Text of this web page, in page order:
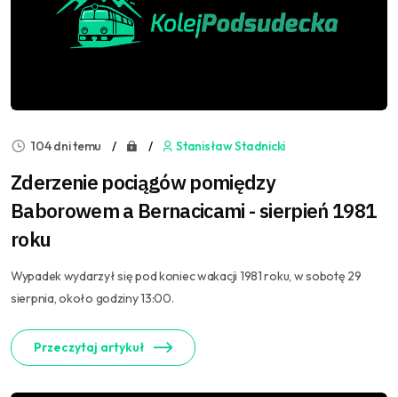
104 dni temu Stanisław Stadnicki
Zderzenie pociągów pomiędzy
Baborowem a Bernacicami - sierpień 1981
roku
Wypadek wydarzył się pod koniec wakacji 1981 roku, w sobotę 29
sierpnia, około godziny 13:00.
Przeczytaj artykuł